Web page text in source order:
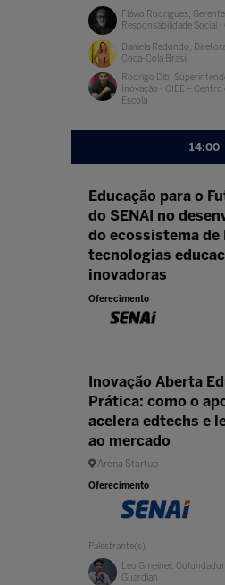
Flávio Rodrigues,
Responsabilidade Social
Daniela Redondo,
Coca-Cola Brasil
Rodrigo Dib,
Inovação - CIEE –
Escola
14:00
Educação para o
do SENAI no
do ecossistema de
tecnologias
inovadoras
Oferecimento
Inovação Aberta
Prática: como o
acelera edtechs e
ao mercado
Arena Startup
Oferecimento
Palestrante(s)
Leo Gmeiner,
Guardian